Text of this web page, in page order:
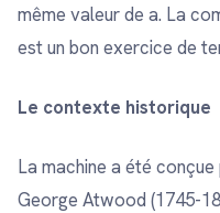
même valeur de a. La
est un bon exercice de
Le contexte historique
La machine a été
George Atwood (1745-